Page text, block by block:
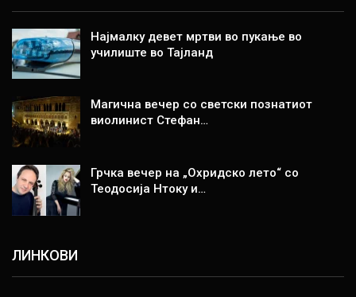
Најмалку девет мртви во пукање во
училиште во Тајланд
Магична вечер со светски познатиот
виолинист Стефан…
Грчка вечер на „Охридско лето“ со
Теодосија Нтоку и…
ЛИНКОВИ